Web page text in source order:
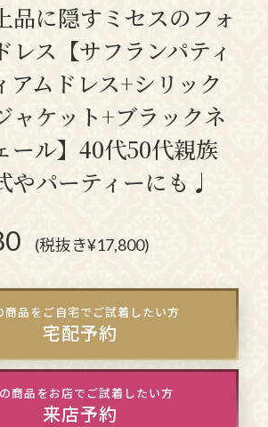
品に隠すミセスのフォ
レス【サフランパティ
アムドレス+シリック
ャケット+ブラックネ
ール】40代50代親族
やパーティーにも♩
(税抜き¥17,800)
商品をご自宅でご試着したい方
宅配予約
商品をお店でご試着したい方
来店予約